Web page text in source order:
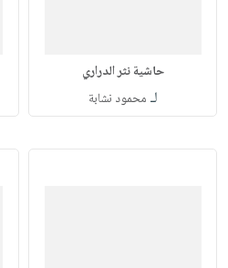
حاشية نثر الدراري
لـ محمود نشابة